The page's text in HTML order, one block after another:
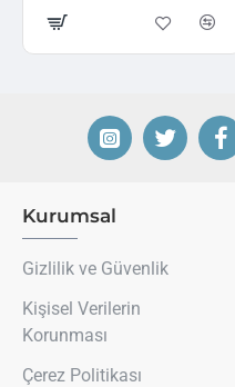
Kurumsal
Gizlilik ve Güvenlik
Kişisel Verilerin
Korunması
Çerez Politikası